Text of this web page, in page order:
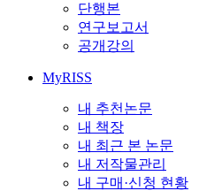
단행본
연구보고서
공개강의
MyRISS
내 추천논문
내 책장
내 최근 본 논문
내 저작물관리
내 구매·신청 현황